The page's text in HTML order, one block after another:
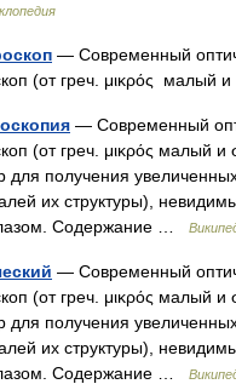
— Современный
(от греч. μικρός малый
— Современный
(от греч. μικρός малый и
для получения
их структуры),
Содержание …
— Современный
(от греч. μικρός малый и
для получения
их структуры),
Содержание …